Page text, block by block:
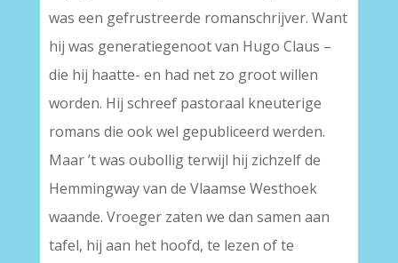
was een gefrustreerde romanschrijver. Want
hij was generatiegenoot van Hugo Claus –
die hij haatte- en had net zo groot willen
worden. Hij schreef pastoraal kneuterige
romans die ook wel gepubliceerd werden.
Maar ’t was oubollig terwijl hij zichzelf de
Hemmingway van de Vlaamse Westhoek
waande. Vroeger zaten we dan samen aan
tafel, hij aan het hoofd, te lezen of te